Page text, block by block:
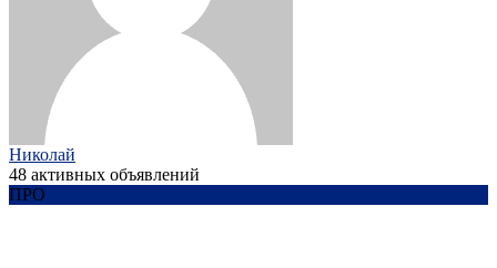
Николай
48 активных объявлений
ПРО